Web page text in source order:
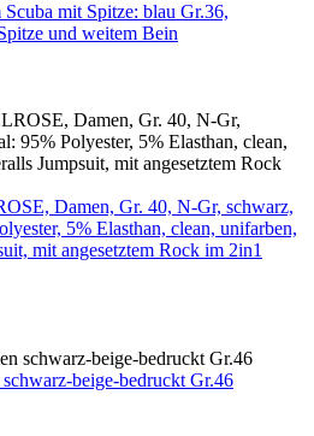
mit Spitze: blau Gr.36,
und weitem Bein
Damen, Gr. 40, N-Gr, schwarz,
5% Elasthan, clean, unifarben,
mit angesetztem Rock im 2in1
beige-bedruckt Gr.46